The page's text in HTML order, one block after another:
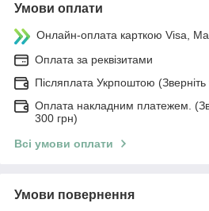
Умови оплати
Онлайн-оплата карткою Visa,
Оплата за реквізитами
Післяплата Укрпоштою (Зверніть
Оплата накладним платежем.
300 грн)
Всі умови оплати
Умови повернення